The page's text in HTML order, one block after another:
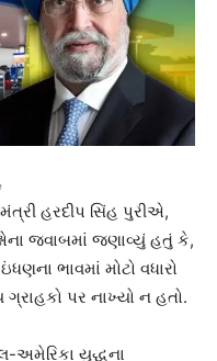
હરદીપ સિંહ પુરીએ,
જવાબમાં જણાવ્યું હતું કે,
ભાવમાં મોટો વધારો
પર નાખ્યો ન હતો.
અમેરિકા યુદ્ધના